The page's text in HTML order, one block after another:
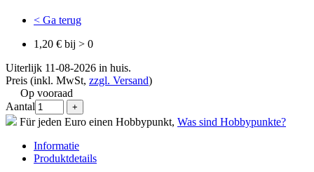
< Ga terug
1,20 € bij > 0
Uiterlijk 11-08-2026 in huis.
Preis (inkl. MwSt, zzgl. Versand)
Op vooraad
Aantal
Für jeden Euro einen Hobbypunkt, Was sind Hobbypunkte?
Informatie
Produktdetails